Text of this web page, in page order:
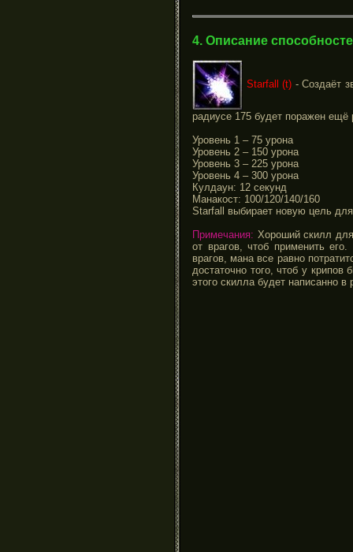
4. Описание
Starfall (t) - Создаёт
радиусе 175 будет поражен ещё
Уровень 1 – 75 урона
Уровень 2 – 150 урона
Уровень 3 – 225 урона
Уровень 4 – 300 урона
Кулдаун: 12 секунд
Манакост: 100/120/140/160
Starfall выбирает новую цель
Примечания: Хороший скилл
от врагов, чтоб применить
врагов, мана все равно
достаточно того, чтоб у
этого скилла будет написанно в